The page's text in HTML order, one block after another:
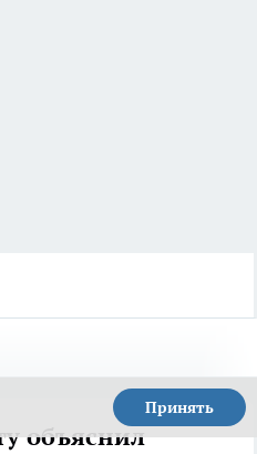
Принять
объяснил